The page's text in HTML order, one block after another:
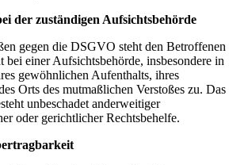
der zuständigen Aufsichtsbehörde
gegen die DSGVO steht den Betroffenen
bei einer Aufsichtsbehörde, insbesondere in
gewöhnlichen Aufenthalts, ihres
Orts des mutmaßlichen Verstoßes zu. Das
unbeschadet anderweitiger
oder gerichtlicher Rechtsbehelfe.